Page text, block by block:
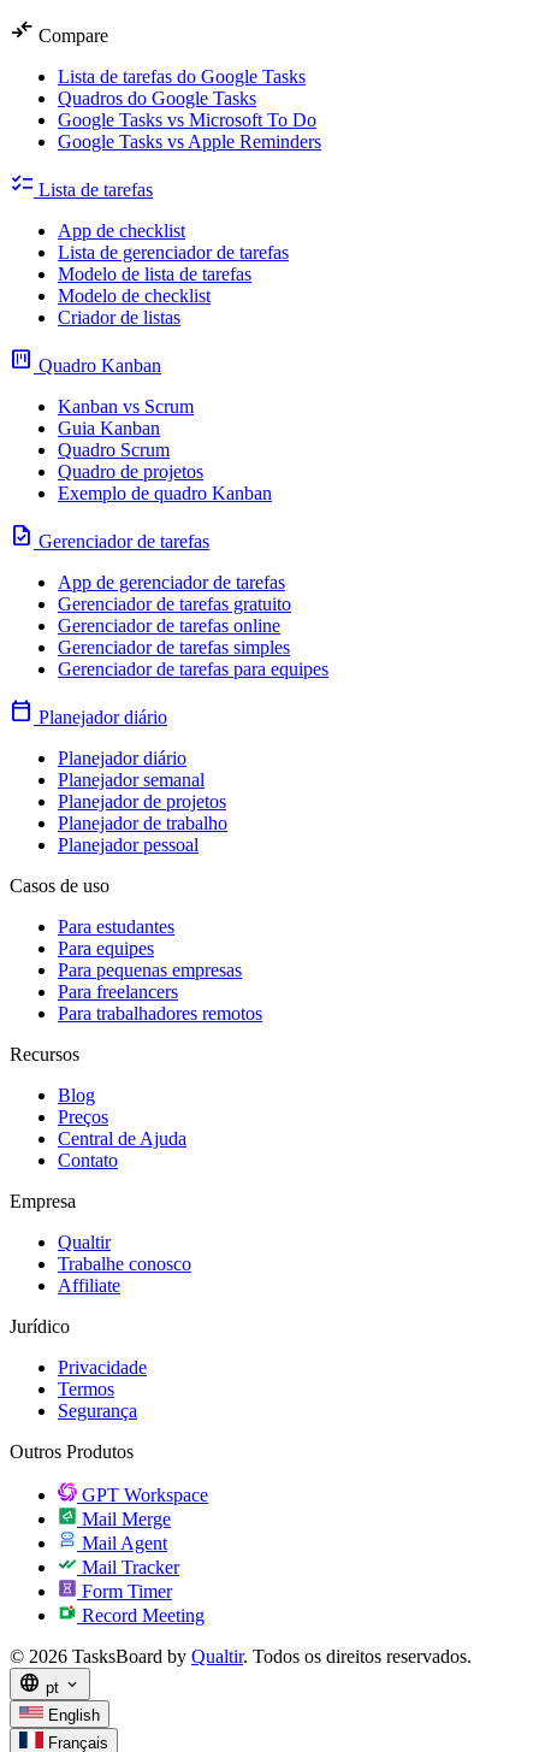
compare_arrows Compare
Lista de tarefas do Google Tasks
Quadros do Google Tasks
Google Tasks vs Microsoft To Do
Google Tasks vs Apple Reminders
checklist Lista de tarefas
App de checklist
Lista de gerenciador de tarefas
Modelo de lista de tarefas
Modelo de checklist
Criador de listas
view_kanban Quadro Kanban
Kanban vs Scrum
Guia Kanban
Quadro Scrum
Quadro de projetos
Exemplo de quadro Kanban
task Gerenciador de tarefas
App de gerenciador de tarefas
Gerenciador de tarefas gratuito
Gerenciador de tarefas online
Gerenciador de tarefas simples
Gerenciador de tarefas para equipes
calendar_today Planejador diário
Planejador diário
Planejador semanal
Planejador de projetos
Planejador de trabalho
Planejador pessoal
Casos de uso
Para estudantes
Para equipes
Para pequenas empresas
Para freelancers
Para trabalhadores remotos
Recursos
Blog
Preços
Central de Ajuda
Contato
Empresa
Qualtir
Trabalhe conosco
Affiliate
Jurídico
Privacidade
Termos
Segurança
Outros Produtos
GPT Workspace
Mail Merge
Mail Agent
Mail Tracker
Form Timer
Record Meeting
© 2026 TasksBoard by Qualtir. Todos os direitos reservados.
language pt expand_more
English
Français